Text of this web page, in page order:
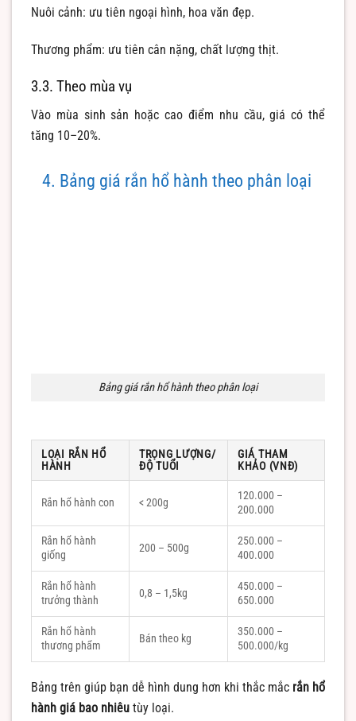
Nuôi cảnh: ưu tiên ngoại hình, hoa văn đẹp.
Thương phẩm: ưu tiên cân nặng, chất lượng thịt.
3.3. Theo mùa vụ
Vào mùa sinh sản hoặc cao điểm nhu cầu, giá có thể
tăng 10–20%.
4. Bảng giá rắn hổ hành theo phân loại
Bảng giá rắn hổ hành theo phân loại
LOẠI RẮN HỔ
HÀNH
TRỌNG LƯỢNG/
ĐỘ TUỔI
GIÁ THAM
KHẢO (VNĐ)
Rắn hổ hành con < 200g
120.000 –
200.000
Rắn hổ hành
giống
200 – 500g
250.000 –
400.000
Rắn hổ hành
trưởng thành
0,8 – 1,5kg
450.000 –
650.000
Rắn hổ hành
thương phẩm
Bán theo kg
350.000 –
500.000/kg
Bảng trên giúp bạn dễ hình dung hơn khi thắc mắc rắn hổ
hành giá bao nhiêu tùy loại.